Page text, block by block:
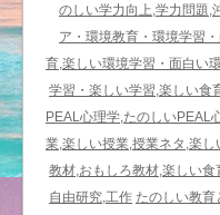
福
祉
の
発
想
法
は
のしい学力向上,学力問題,
ア・環境教育・環境学習
育,楽しい環境学習・面白い
学習・楽しい学習,楽しい食
PEAL心理学,たのしいPEAL
業,楽しい授業,授業ネタ,楽
教材,おもしろ教材,楽しい
自由研究,工作 たのしい教育